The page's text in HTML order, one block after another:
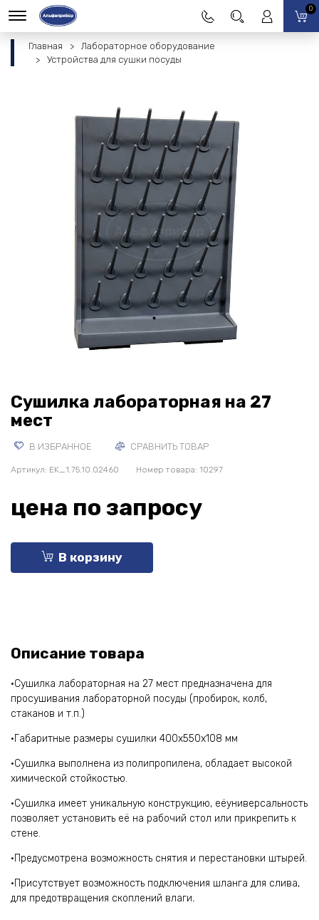
0
Главная
Лабораторное оборудование
Устройства для сушки посуды
Сушилка лабораторная на 27
мест
В ИЗБРАННОЕ СРАВНИТЬ ТОВАР
Артикул: EK_1.75.10.02460 Номер товара: 10297
цена по запросу
В корзину
Описание товара
·Сушилка лабораторная на 27 мест предназначена для
просушивания лабораторной посуды (пробирок, колб,
стаканов и т.п.)
·Габаритные размеры сушилки 400х550х108 мм
·Сушилка выполнена из полипропилена, обладает высокой
химической стойкостью.
·Сушилка имеет уникальную конструкцию, еёуниверсальность
позволяет установить её на рабочий стол или прикрепить к
стене.
·Предусмотрена возможность снятия и перестановки штырей.
·Присутствует возможность подключения шланга для слива,
для предотвращения скоплений влаги.